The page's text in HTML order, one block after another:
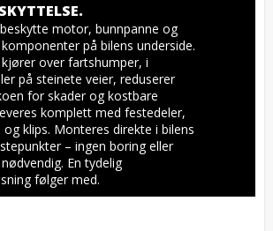
motor, bunnpanne og
på bilens underside.
over fartshumper, i
på steinete veier, reduserer
for skader og kostbare
komplett med festedeler,
klips. Monteres direkte i bilens
– ingen boring eller
En tydelig
følger med.